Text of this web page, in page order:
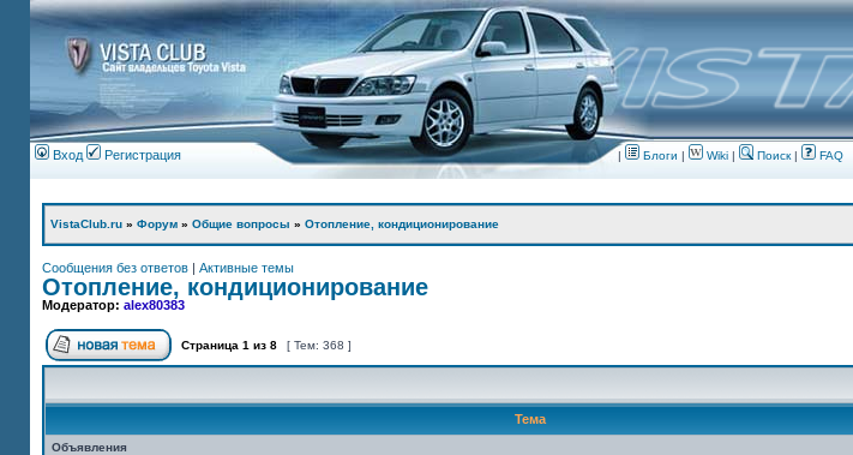
Вход Регистрация | Блоги | Wiki | Поиск| FAQ
VistaClub.ru » Форум » Общие вопросы » Отопление, кондиционирование
Сообщения без ответов | Активные темы
Отопление, кондиционирование
Модератор: alex80383
Страница 1 из 8 [ Тем: 368 ]
Тема
Объявления